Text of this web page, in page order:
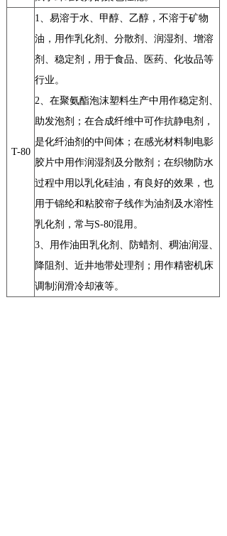
T-80
1、易溶于水、甲醇、乙醇，不溶于矿物
油，用作乳化剂、分散剂、润湿剂、增溶
剂、稳定剂，用于食品、医药、化妆品等
行业。
2、在聚氨酯泡沫塑料生产中用作稳定剂、
助发泡剂；在合成纤维中可作抗静电剂，
是化纤油剂的中间体；在感光材料制电影
胶片中用作润湿剂及分散剂；在织物防水
过程中用以乳化硅油，有良好的效果，也
用于锦纶和粘胶帘子线作为油剂及水溶性
乳化剂，常与S-80混用。
3、用作油田乳化剂、防蜡剂、稠油润湿、
降阻剂、近井地带处理剂；用作精密机床
调制润滑冷却液等。